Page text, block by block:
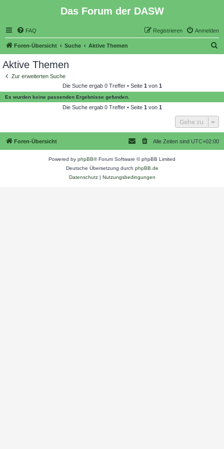
Das Forum der DASW
FAQ Anmelden
Registrieren
Foren-Übersicht Suche Aktive Themen
e
Aktive Themen
Zur erweiterten Suche
Die Suche ergab 0 Treffer • Seite 1 von 1
Es wurden keine passenden Ergebnisse gefunden.
Die Suche ergab 0 Treffer • Seite 1 von 1
Gehe zu
Foren-Übersicht Alle Zeiten sind UTC+02:00
Powered by phpBB® Forum Software © phpBB Limited
Deutsche Übersetzung durch phpBB.de
Datenschutz| Nutzungsbedingungen